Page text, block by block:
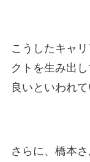
こうしたキャ
クトを生み出
良いといわれて
さらに、橋本